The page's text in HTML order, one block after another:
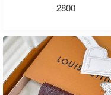
2800